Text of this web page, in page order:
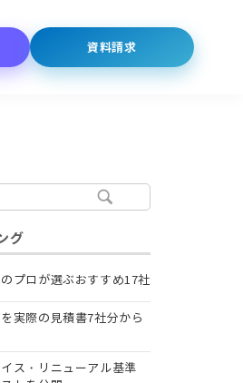
資料請求
グ
プロが選ぶおすすめ17社
実際の見積書7社分から
ス・リニューアル基準